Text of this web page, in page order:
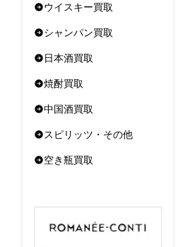
ウイスキー買取
シャンパン買取
日本酒買取
焼酎買取
中国酒買取
スピリッツ・その他
空き瓶買取